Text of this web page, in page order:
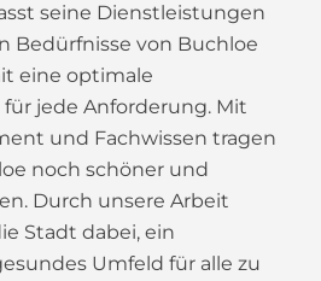
seine Dienstleistungen
Bedürfnisse von Buchloe
eine optimale
jede Anforderung. Mit
und Fachwissen tragen
noch schöner und
Durch unsere Arbeit
Stadt dabei, ein
Umfeld für alle zu